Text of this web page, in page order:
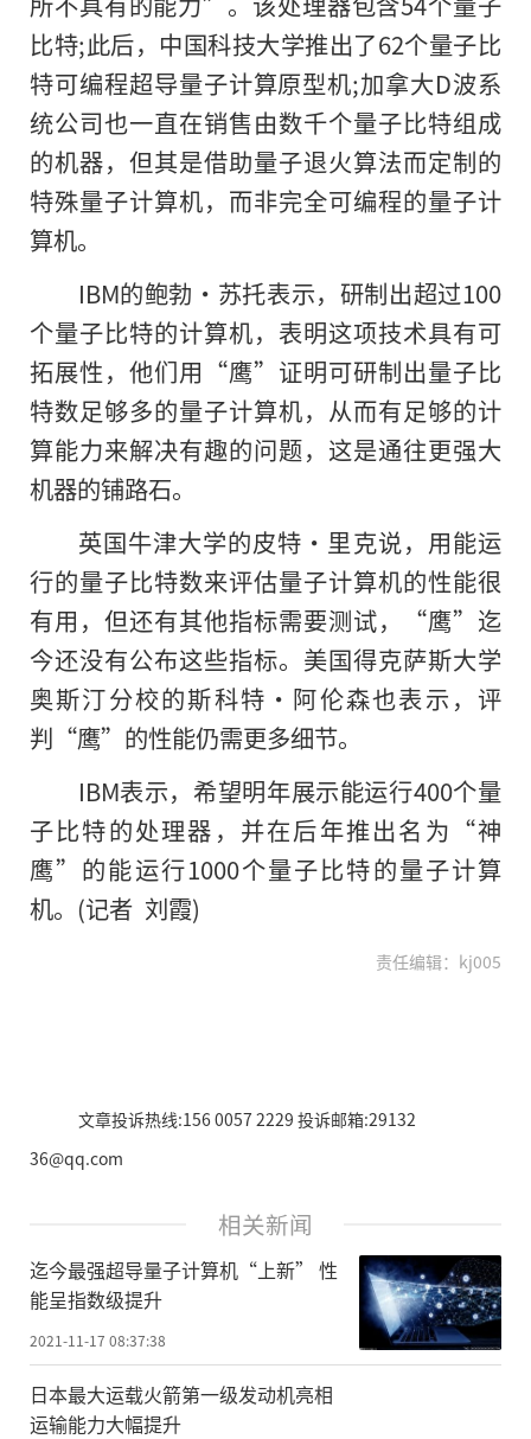
比特;此后，中国科技大学推出了62个量子比
特可编程超导量子计算原型机;加拿大D波系
统公司也一直在销售由数千个量子比特组成
的机器，但其是借助量子退火算法而定制的
特殊量子计算机，而非完全可编程的量子计
算机。
IBM的鲍勃·苏托表示，研制出超过100
个量子比特的计算机，表明这项技术具有可
拓展性，他们用“鹰”证明可研制出量子比
特数足够多的量子计算机，从而有足够的计
算能力来解决有趣的问题，这是通往更强大
机器的铺路石。
英国牛津大学的皮特·里克说，用能运
行的量子比特数来评估量子计算机的性能很
有用，但还有其他指标需要测试，“鹰”迄
今还没有公布这些指标。美国得克萨斯大学
奥斯汀分校的斯科特·阿伦森也表示，评
判“鹰”的性能仍需更多细节。
IBM表示，希望明年展示能运行400个量
子比特的处理器，并在后年推出名为“神
鹰”的能运行1000个量子比特的量子计算
机。(记者 刘霞)
责任编辑：kj005
文章投诉热线:156 0057 2229 投诉邮箱:29132
36@qq.com
相关新闻
迄今最强超导量子计算机“上新” 性
能呈指数级提升
2021-11-17 08:37:38
日本最大运载火箭第一级发动机亮相
运输能力大幅提升